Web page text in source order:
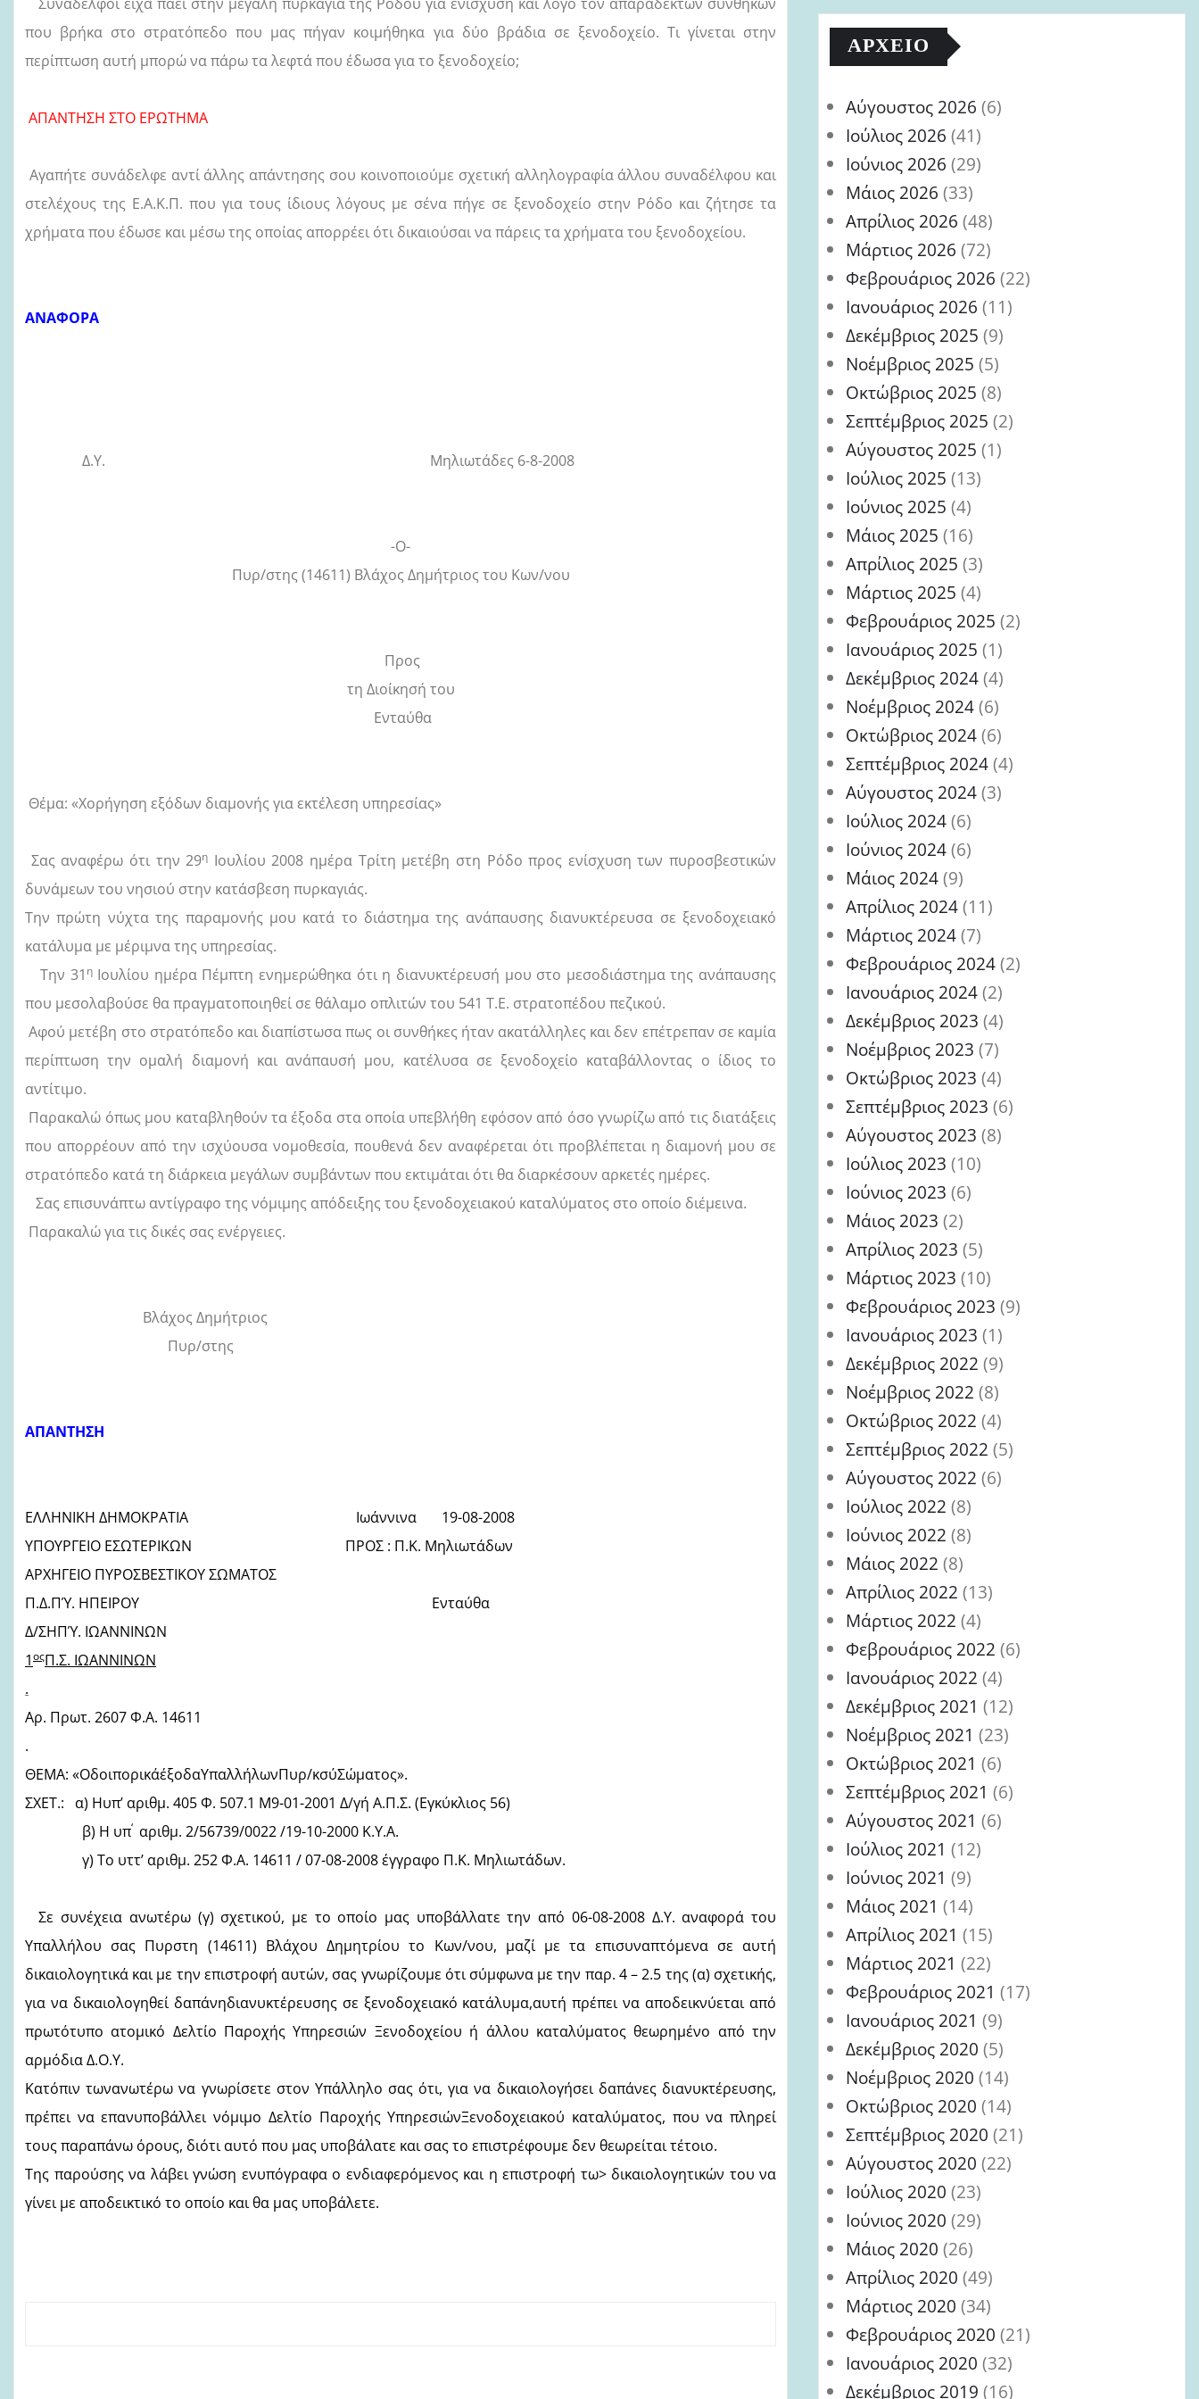
που βρήκα στο στρατόπεδο που μας πήγαν κοιμήθηκα για δύο βράδια σε ξενοδοχείο. Τι γίνεται στην
περίπτωση αυτή μπορώ να πάρω τα λεφτά που έδωσα για το ξενοδοχείο;
ΑΠΑΝΤΗΣΗ ΣΤΟ ΕΡΩΤΗΜΑ
Αγαπήτε συνάδελφε αντί άλλης απάντησης σου κοινοποιούμε σχετική αλληλογραφία άλλου συναδέλφου και
στελέχους της Ε.Α.Κ.Π. που για τους ίδιους λόγους με σένα πήγε σε ξενοδοχείο στην Ρόδο και ζήτησε τα
χρήματα που έδωσε και μέσω της οποίας απορρέει ότι δικαιούσαι να πάρεις τα χρήματα του ξενοδοχείου.
ΑΝΑΦΟΡΑ
Δ.Υ. Μηλιωτάδες 6-8-2008
-Ο-
Πυρ/στης (14611) Βλάχος Δημήτριος του Κων/νου
Προς
τη Διοίκησή του
Ενταύθα
Θέμα: «Χορήγηση εξόδων διαμονής για εκτέλεση υπηρεσίας»
Σας αναφέρω ότι την 29η Ιουλίου 2008 ημέρα Τρίτη μετέβη στη Ρόδο προς ενίσχυση των πυροσβεστικών
δυνάμεων του νησιού στην κατάσβεση πυρκαγιάς.
Την πρώτη νύχτα της παραμονής μου κατά το διάστημα της ανάπαυσης διανυκτέρευσα σε ξενοδοχειακό
κατάλυμα με μέριμνα της υπηρεσίας.
Την 31 ηΙουλίου ημέρα Πέμπτη ενημερώθηκα ότι η διανυκτέρευσή μου στο μεσοδιάστημα της ανάπαυσης
που μεσολαβούσε θα πραγματοποιηθεί σε θάλαμο οπλιτών του 541 Τ.Ε. στρατοπέδου πεζικού.
Αφού μετέβη στο στρατόπεδο και διαπίστωσα πως οι συνθήκες ήταν ακατάλληλες και δεν επέτρεπαν σε καμία
περίπτωση την ομαλή διαμονή και ανάπαυσή μου, κατέλυσα σε ξενοδοχείο καταβάλλοντας ο ίδιος το
αντίτιμο.
Παρακαλώ όπως μου καταβληθούν τα έξοδα στα οποία υπεβλήθη εφόσον από όσο γνωρίζω από τις διατάξεις
που απορρέουν από την ισχύουσα νομοθεσία, πουθενά δεν αναφέρεται ότι προβλέπεται η διαμονή μου σε
στρατόπεδο κατά τη διάρκεια μεγάλων συμβάντων που εκτιμάται ότι θα διαρκέσουν αρκετές ημέρες.
Σας επισυνάπτω αντίγραφο της νόμιμης απόδειξης του ξενοδοχειακού καταλύματος στο οποίο διέμεινα.
Παρακαλώ για τις δικές σας ενέργειες.
Βλάχος Δημήτριος
Πυρ/στης
ΑΠΑΝΤΗΣΗ
ΕΛΛΗΝΙΚΗ ΔΗΜΟΚΡΑΤΙΑ Ιωάννινα 19-08-2008
ΥΠΟΥΡΓΕΙΟ ΕΣΩΤΕΡΙΚΩΝ ΠΡΟΣ : Π.Κ. Μηλιωτάδων
ΑΡΧΗΓΕΙΟ ΠΥΡΟΣΒΕΣΤΙΚΟΥ ΣΩΜΑΤΟΣ
Π.Δ.ΠΎ. ΗΠΕΙΡΟΥ Ενταύθα
Δ/ΣΗΠΎ. ΙΩΑΝΝΙΝΩΝ
1οςΠ.Σ. ΙΩΑΝΝΙΝΩΝ
.
Αρ. Πρωτ. 2607 Φ.Α. 14611
.
ΘΕΜΑ: «ΟδοιπορικάέξοδαΥπαλλήλωνΠυρ/κσύΣώματος».
ΣΧΕΤ.: α) Ηυπ’ αριθμ. 405 Φ. 507.1 Μ9-01-2001 Δ/γή Α.Π.Σ. (Εγκύκλιος 56)
β) Η υπ‘ αριθμ. 2/56739/0022 /19-10-2000 Κ.Υ.Α.
γ) Το υττ’ αριθμ. 252 Φ.Α. 14611 / 07-08-2008 έγγραφο Π.Κ. Μηλιωτάδων.
Σε συνέχεια ανωτέρω (γ) σχετικού, με το οποίο μας υποβάλλατε την από 06-08-2008 Δ.Υ. αναφορά του
Υπαλλήλου σας Πυρστη (14611) Βλάχου Δημητρίου το Κων/νου, μαζί με τα επισυναπτόμενα σε αυτή
δικαιολογητικά και με την επιστροφή αυτών, σας γνωρίζουμε ότι σύμφωνα με την παρ. 4 – 2.5 της (α) σχετικής,
για να δικαιολογηθεί δαπάνηδιανυκτέρευσης σε ξενοδοχειακό κατάλυμα,αυτή πρέπει να αποδεικνύεται από
πρωτότυπο ατομικό Δελτίο Παροχής Υπηρεσιών Ξενοδοχείου ή άλλου καταλύματος θεωρημένο από την
αρμόδια Δ.Ο.Υ.
Κατόπιν τωνανωτέρω να γνωρίσετε στον Υπάλληλο σας ότι, για να δικαιολογήσει δαπάνες διανυκτέρευσης,
πρέπει να επανυποβάλλει νόμιμο Δελτίο Παροχής ΥπηρεσιώνΞενοδοχειακού καταλύματος, που να πληρεί
τους παραπάνω όρους, διότι αυτό που μας υποβάλατε και σας το επιστρέφουμε δεν θεωρείται τέτοιο.
Της παρούσης να λάβει γνώση ενυπόγραφα ο ενδιαφερόμενος και η επιστροφή τω> δικαιολογητικών του να
γίνει με αποδεικτικό το οποίο και θα μας υποβάλετε.
ΑΡΧΕΊΟ
Αύγουστος 2026 (6)
Ιούλιος 2026 (41)
Ιούνιος 2026 (29)
Μάιος 2026 (33)
Απρίλιος 2026 (48)
Μάρτιος 2026 (72)
Φεβρουάριος 2026 (22)
Ιανουάριος 2026 (11)
Δεκέμβριος 2025 (9)
Νοέμβριος 2025 (5)
Οκτώβριος 2025 (8)
Σεπτέμβριος 2025 (2)
Αύγουστος 2025 (1)
Ιούλιος 2025 (13)
Ιούνιος 2025 (4)
Μάιος 2025 (16)
Απρίλιος 2025 (3)
Μάρτιος 2025 (4)
Φεβρουάριος 2025 (2)
Ιανουάριος 2025 (1)
Δεκέμβριος 2024(4)
Νοέμβριος 2024(6)
Οκτώβριος 2024(6)
Σεπτέμβριος 2024(4)
Αύγουστος 2024(3)
Ιούλιος 2024(6)
Ιούνιος 2024(6)
Μάιος 2024(9)
Απρίλιος 2024(11)
Μάρτιος 2024(7)
Φεβρουάριος 2024(2)
Ιανουάριος 2024(2)
Δεκέμβριος 2023 (4)
Νοέμβριος 2023 (7)
Οκτώβριος 2023 (4)
Σεπτέμβριος 2023 (6)
Αύγουστος 2023 (8)
Ιούλιος 2023 (10)
Ιούνιος 2023 (6)
Μάιος 2023 (2)
Απρίλιος 2023 (5)
Μάρτιος 2023 (10)
Φεβρουάριος 2023 (9)
Ιανουάριος 2023 (1)
Δεκέμβριος 2022 (9)
Νοέμβριος 2022 (8)
Οκτώβριος 2022 (4)
Σεπτέμβριος 2022 (5)
Αύγουστος 2022 (6)
Ιούλιος 2022 (8)
Ιούνιος 2022 (8)
Μάιος 2022 (8)
Απρίλιος 2022 (13)
Μάρτιος 2022 (4)
Φεβρουάριος 2022 (6)
Ιανουάριος 2022 (4)
Δεκέμβριος 2021 (12)
Νοέμβριος 2021 (23)
Οκτώβριος 2021 (6)
Σεπτέμβριος 2021 (6)
Αύγουστος 2021 (6)
Ιούλιος 2021 (12)
Ιούνιος 2021 (9)
Μάιος 2021 (14)
Απρίλιος 2021 (15)
Μάρτιος 2021 (22)
Φεβρουάριος 2021 (17)
Ιανουάριος 2021 (9)
Δεκέμβριος 2020 (5)
Νοέμβριος 2020 (14)
Οκτώβριος 2020 (14)
Σεπτέμβριος 2020 (21)
Αύγουστος 2020 (22)
Ιούλιος 2020 (23)
Ιούνιος 2020 (29)
Μάιος 2020 (26)
Απρίλιος 2020 (49)
Μάρτιος 2020 (34)
Φεβρουάριος 2020 (21)
Ιανουάριος 2020 (32)
Δεκέμβριος 2019 (16)